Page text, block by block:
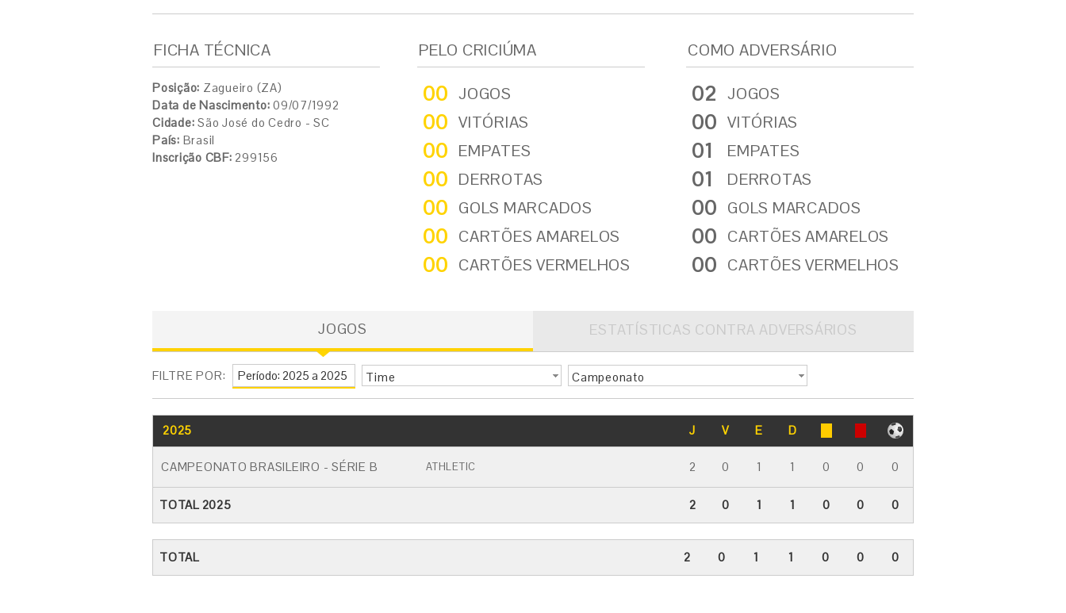
FICHA TÉCNICA
Posição: Zagueiro (ZA)
Data de Nascimento: 09/07/1992
Cidade: São José do Cedro - SC
País: Brasil
Inscrição CBF: 299156
PELO CRICIÚMA
00 JOGOS
00 VITÓRIAS
00 EMPATES
00 DERROTAS
00 GOLS MARCADOS
00 CARTÕES AMARELOS
00 CARTÕES VERMELHOS
COMO ADVERSÁRIO
02 JOGOS
00 VITÓRIAS
01 EMPATES
01 DERROTAS
00 GOLS MARCADOS
00 CARTÕES AMARELOS
00 CARTÕES VERMELHOS
JOGOS ESTATÍSTICAS CONTRA ADVERSÁRIOS
FILTRE POR: Time Campeonato
2025 J V E D
CAMPEONATO BRASILEIRO - SÉRIE B ATHLETIC 2 0 1 1 0 0 0
TOTAL 2025 2 0 1 1 0 0 0
TOTAL 2 0 1 1 0 0 0